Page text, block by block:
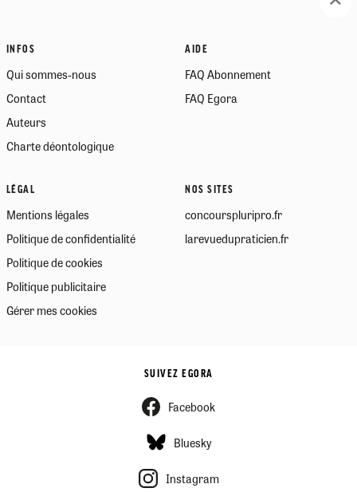
INFOS
Qui sommes-nous
Contact
Auteurs
Charte déontologique
AIDE
FAQ Abonnement
FAQ Egora
LÉGAL
Mentions légales
Politique de confidentialité
Politique de cookies
Politique publicitaire
Gérer mes cookies
NOS SITES
concourspluripro.fr
larevuedupraticien.fr
SUIVEZ EGORA
Facebook
Bluesky
Instagram